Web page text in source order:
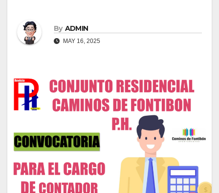
By ADMIN
MAY 16, 2025